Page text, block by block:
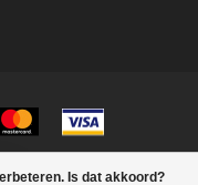
Is dat akkoord?